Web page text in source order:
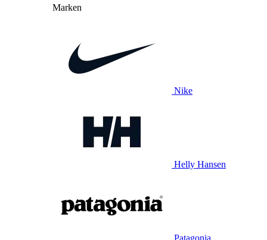
Marken
Nike
Helly Hansen
Patagonia